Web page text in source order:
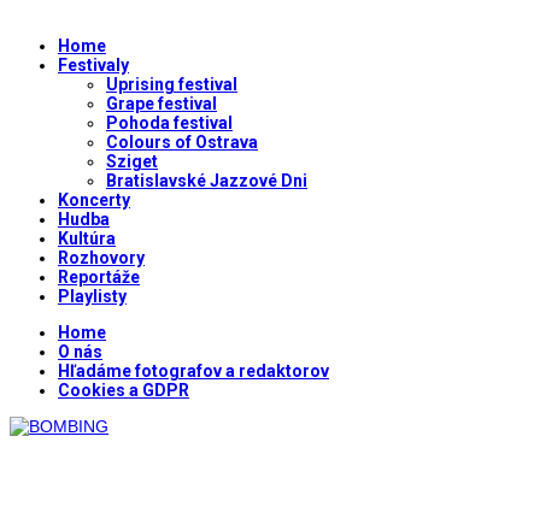
Home
Festivaly
Uprising festival
Grape festival
Pohoda festival
Colours of Ostrava
Sziget
Bratislavské Jazzové Dni
Koncerty
Hudba
Kultúra
Rozhovory
Reportáže
Playlisty
Home
O nás
Hľadáme fotografov a redaktorov
Cookies a GDPR